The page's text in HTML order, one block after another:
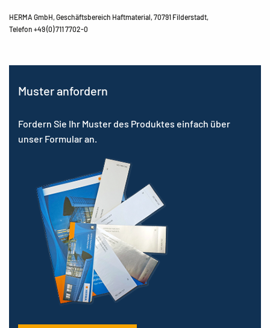
HERMA GmbH, Geschäftsbereich Haftmaterial, 70791 Filderstadt,
Telefon +49 (0) 711 7702-0
Muster anfordern
Fordern Sie Ihr Muster des Produktes einfach über
unser Formular an.